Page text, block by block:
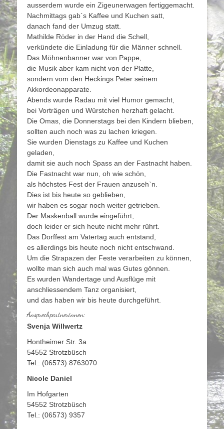
ausserdem wurde ein Zigeunerwagen fertiggemacht.
Nachmittags gab`s Kaffee und Kuchen satt,
danach fand der Umzug statt.
Mathilde Röder in der Hand die Schell,
verkündete die Einladung für die Männer schnell.
Das Möhnenbanner war von Pappe,
die Musik aber kam nicht von der Platte,
sondern vom den Heckings Peter seinem
Akkordeonapparate.
Abends wurde Radau mit viel Humor gemacht,
bei Vorträgen und Würstchen herzhaft gelacht.
Die Omas, die Donnerstags bei den Kindern blieben,
sollten auch noch was zu lachen kriegen.
Sie wurden Dienstags zu Kaffee und Kuchen
geladen,
damit sie auch noch Spass an der Fastnacht haben.
Die Fastnacht war nun, oh wie schön,
als höchstes Fest der Frauen anzuseh`n.
Dies ist bis heute so geblieben,
wir haben es sogar noch weiter getrieben.
Der Maskenball wurde eingeführt,
doch leider er sich heute nicht mehr rührt.
Das Dorffest am Vatertag auch entstand,
es allerdings bis heute noch nicht entschwand.
Um die Strapazen der Feste verarbeiten zu können,
wollte man sich auch mal was Gutes gönnen.
Es wurden Wandertage und Ausflüge mit
anschliessendem Tanz organisiert,
und das haben wir bis heute durchgeführt.
Ansprechpartnerinnen:
Svenja Willwertz
Hontheimer Str. 3a
54552 Strotzbüsch
Tel.: (06573) 8763070
Nicole Daniel
Im Hofgarten
54552 Strotzbüsch
Tel.: (06573) 9357